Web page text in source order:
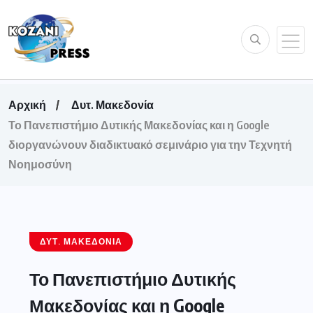
Αρχική
Δυτ. Μακεδονία
Το Πανεπιστήμιο Δυτικής Μακεδονίας και η Google
διοργανώνουν διαδικτυακό σεμινάριο για την Τεχνητή
Νοημοσύνη
ΔΥΤ. ΜΑΚΕΔΟΝΊΑ
Το Πανεπιστήμιο Δυτικής
Μακεδονίας και η Google